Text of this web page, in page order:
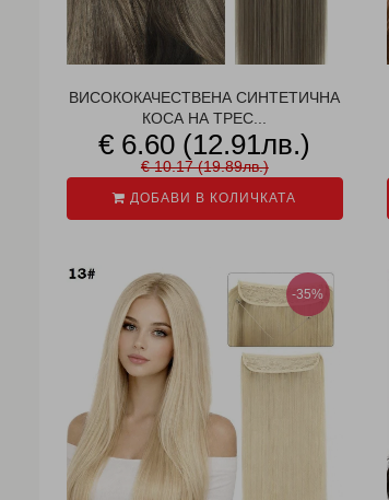
ВИСОКОКАЧЕСТВЕНА СИНТЕТИЧНА
КОСА НА ТРЕС...
€ 6.60 (12.91лв.)
€ 10.17 (19.89лв.)
ДОБАВИ В КОЛИЧКАТА
-35%